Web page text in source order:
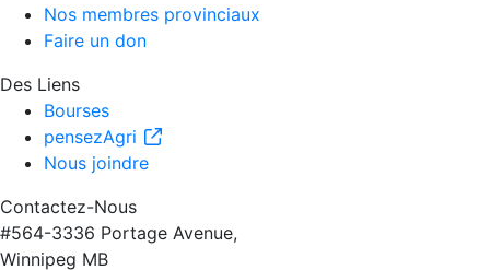
Nos membres provinciaux
Faire un don
Des Liens
Bourses
pensezAgri
Nous joindre
Contactez-Nous
#564-3336 Portage Avenue,
Winnipeg MB